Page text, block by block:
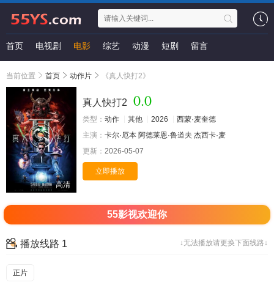
首页 电视剧 电影 综艺 动漫 短剧 留言
当前位置 首页 动作片 《真人快打2》
高清
真人快打2 0.0
类型： 动作 其他 2026
西蒙·麦奎德
主演： 卡尔·厄本 阿德莱恩·鲁道夫 杰西卡·麦
更新： 2026-05-07
立即播放
55影视欢迎你
↓无法播放请更换下面线路↓
播放线路 1
正片